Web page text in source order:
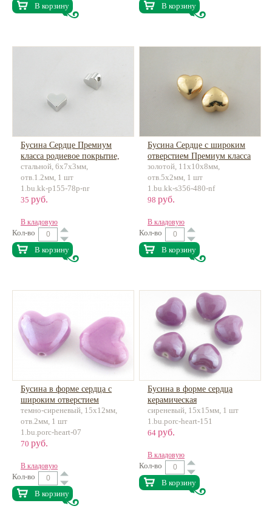
В корзину В корзину
Бусина Сердце Премиум
класса родиевое покрытие,
латунь
стальной, 6х7х3мм,
отв.1.2мм, 1 шт
1.bu.kk-p155-78p-nr
35 руб.
В кладовую
Кол-во
В корзину
Бусина Сердце с широким
отверстием Премиум класса
18К позолота, латунь
золотой, 11х10х8мм,
отв.5х2мм, 1 шт
1.bu.kk-s356-480-nf
98 руб.
В кладовую
Кол-во
В корзину
Бусина в форме сердца с
широким отверстием
керамическая
темно-сиреневый, 15x12мм,
отв.2мм, 1 шт
1.bu.porc-heart-07
70 руб.
В кладовую
Кол-во
В корзину
Бусина в форме сердца
керамическая
сиреневый, 15х15мм, 1 шт
1.bu.porc-heart-151
64 руб.
В кладовую
Кол-во
В корзину